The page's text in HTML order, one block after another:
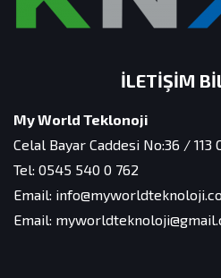
İLETIŞIM
My World Teklonoji
Celal Bayar Caddesi No:36 / 113
Tel: 0545 540 0 762
Email:
Email: